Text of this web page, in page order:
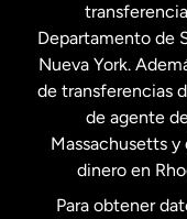
Suecia
Departamento de
Nueva York.
de transferencias
de agente
Massachusetts
dinero en
Para obtener